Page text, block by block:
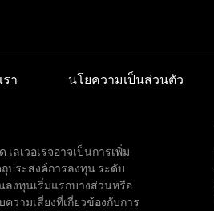
า นโยความเป็นส่วนตัว
ลเวอเรจอาจเป็นการเพิ่ม
ประสงค์การลงทุน ระดับ
งทุนเริ่มแรกบางส่วนหรือ
วามเสี่ยงที่เกี่ยวข้องกับการ